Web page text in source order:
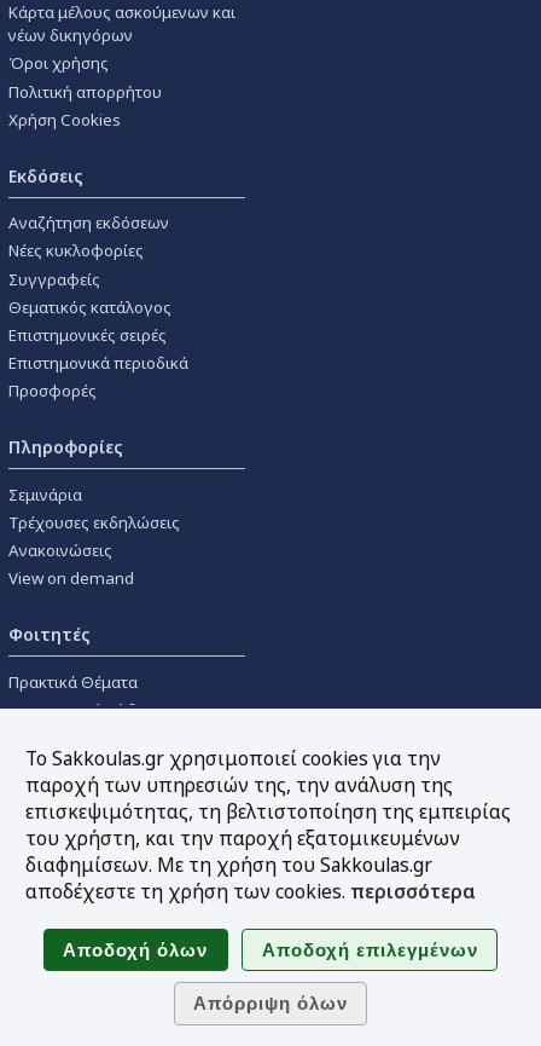
Κάρτα μέλους ασκούμενων και
νέων δικηγόρων
Όροι χρήσης
Πολιτική απορρήτου
Χρήση Cookies
Εκδόσεις
Αναζήτηση εκδόσεων
Νέες κυκλοφορίες
Συγγραφείς
Θεματικός κατάλογος
Επιστημονικές σειρές
Επιστημονικά περιοδικά
Προσφορές
Πληροφορίες
Σεμινάρια
Τρέχουσες εκδηλώσεις
Ανακοινώσεις
View on demand
Φοιτητές
Πρακτικά Θέματα
Οικονομικοί Κώδικες
Συγγραμμάτων
Εργαλεία
Online υπολογισμός τόκων
Υπηρεσία Ηλεκτρονικής
Sitemap
Ακολουθήστε μας
Το Sakkoulas.gr χρησιμοποιεί cookies για την
παροχή των υπηρεσιών της, την ανάλυση της
επισκεψιμότητας, τη βελτιστοποίηση της εμπειρίας
του χρήστη, και την παροχή εξατομικευμένων
διαφημίσεων. Με τη χρήση του Sakkoulas.gr
αποδέχεστε τη χρήση των cookies. περισσότερα